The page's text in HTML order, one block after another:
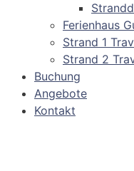
Ferienhaus
Strand 1
Strand 2
Buchung
Angebote
Kontakt